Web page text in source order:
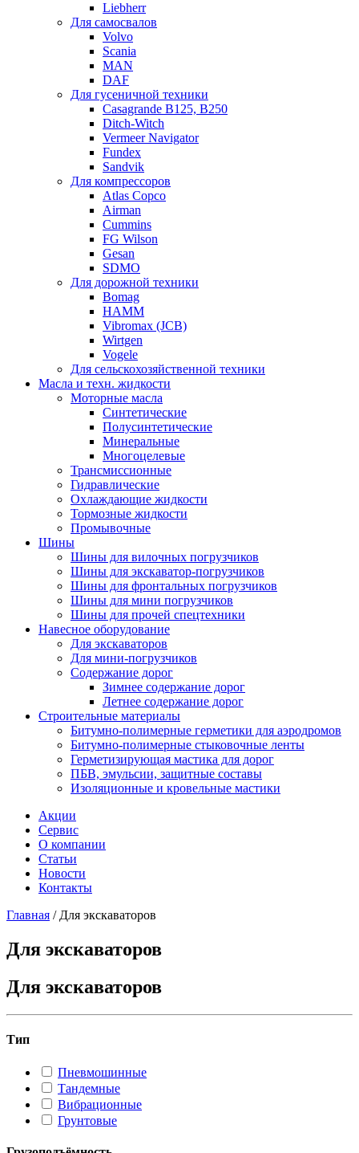
Liebherr
Для самосвалов
Volvo
Scania
MAN
DAF
Для гусеничной техники
Casagrande B125, B250
Ditch-Witch
Vermeer Navigator
Fundex
Sandvik
Для компрессоров
Atlas Copco
Airman
Cummins
FG Wilson
Gesan
SDMO
Для дорожной техники
Bomag
HAMM
Vibromax (JCB)
Wirtgen
Vogele
Для сельскохозяйственной техники
Масла и техн. жидкости
Моторные масла
Синтетические
Полусинтетические
Минеральные
Многоцелевые
Трансмиссионные
Гидравлические
Охлаждающие жидкости
Тормозные жидкости
Промывочные
Шины
Шины для вилочных погрузчиков
Шины для экскаватор-погрузчиков
Шины для фронтальных погрузчиков
Шины для мини погрузчиков
Шины для прочей спецтехники
Навесное оборудование
Для экскаваторов
Для мини-погрузчиков
Содержание дорог
Зимнее содержание дорог
Летнее содержание дорог
Строительные материалы
Битумно-полимерные герметики для аэродромов
Битумно-полимерные стыковочные ленты
Герметизирующая мастика для дорог
ПБВ, эмульсии, защитные составы
Изоляционные и кровельные мастики
Акции
Сервис
О компании
Статьи
Новости
Контакты
Главная / Для экскаваторов
Для экскаваторов
Для экскаваторов
Тип
Пневмошинные
Тандемные
Вибрационные
Грунтовые